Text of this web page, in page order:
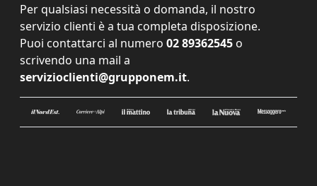
Per qualsiasi necessità o domanda, il nostro
servizio clienti è a tua completa disposizione.
Puoi contattarci al numero 02 89362545 o
scrivendo una mail a
servizioclienti@grupponem.it.